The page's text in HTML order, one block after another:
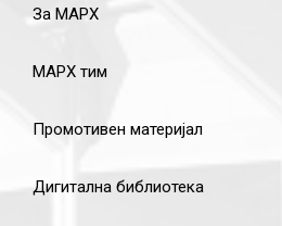
За МАРХ
МАРХ тим
Промотивен материјал
Дигитална библиотека